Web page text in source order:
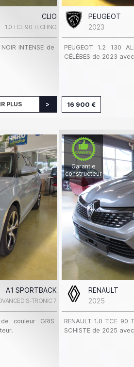
CLIO
1.0 TCE 90 TECHNO
INTENSE de
PLUS
PEUGEOT
2023
PEUGEOT 1.2 130
CÉLÈBES de 2023
16 900 €
A1 SPORTBACK
S-TRONIC 7
couleur GRIS
Garantie
constructeur
RENAULT
2025
RENAULT 1.0 TCE 90
SCHISTE de 2025